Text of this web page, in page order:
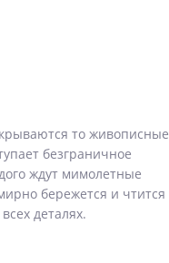
то живописные
безграничное
ждут мимолетные
бережется и чтится
деталях.